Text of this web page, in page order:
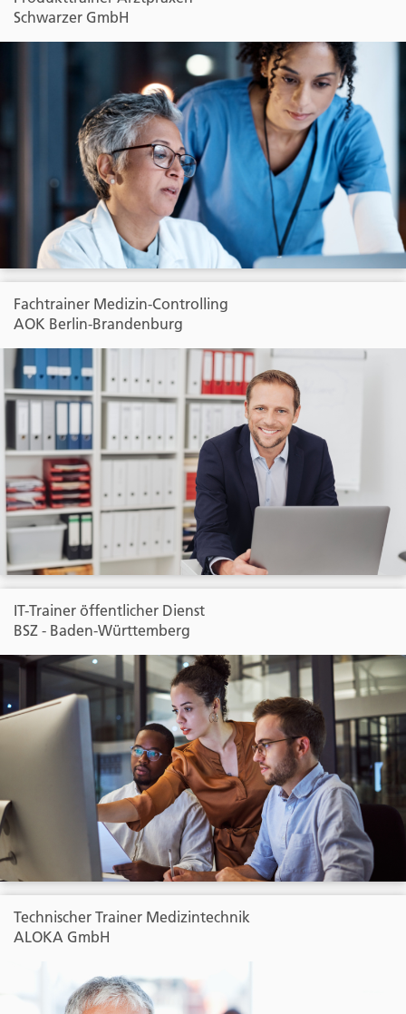
Schwarzer GmbH
Fachtrainer Medizin-Controlling
AOK Berlin-Brandenburg
IT-Trainer öffentlicher Dienst
BSZ - Baden-Württemberg
Technischer Trainer Medizintechnik
ALOKA GmbH